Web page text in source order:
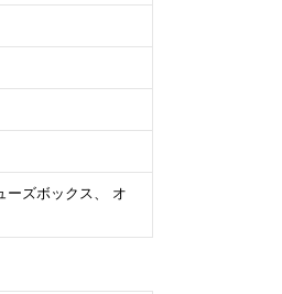
ーズボックス、 オ